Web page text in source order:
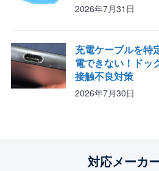
2026年7月31日
充電ケーブルを特
電できない！ドッ
接触不良対策
2026年7月30日
対応メーカ